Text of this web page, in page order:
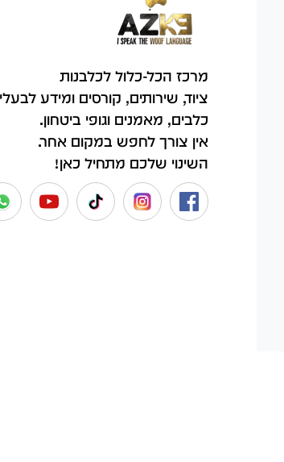
מרכז הכל-כלול לכלבנות
ציוד, שירותים, קורסים ומידע לבעלי
כלבים, מאמנים וגופי ביטחון.
אין צורך לחפש במקום אחר.
השינוי שלכם מתחיל כאן!